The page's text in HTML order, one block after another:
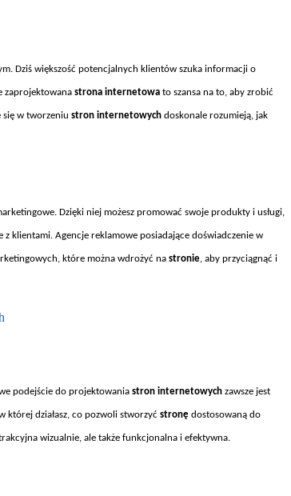
Dziś większość potencjalnych klientów szuka informacji o
zaprojektowana strona internetowa to szansa na to, aby zrobić
się w tworzeniu stron internetowych doskonale rozumieją, jak
Dzięki niej możesz promować swoje produkty i usługi,
klientami. Agencje reklamowe posiadające doświadczenie w
które można wdrożyć na stronie , aby przyciągnąć i
podejście do projektowania stron internetowych zawsze jest
której działasz, co pozwoli stworzyć stronę dostosowaną do
wizualnie, ale także funkcjonalna i efektywna.